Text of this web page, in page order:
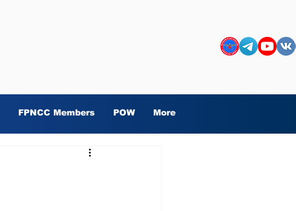
FPNCC Members POW More